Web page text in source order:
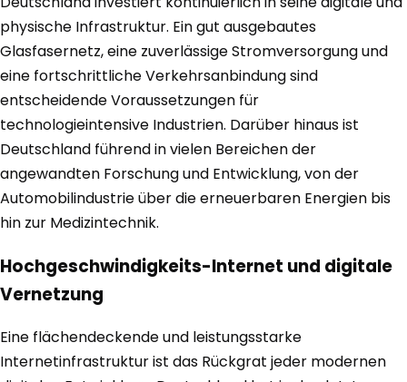
physische Infrastruktur. Ein gut ausgebautes
Glasfasernetz, eine zuverlässige Stromversorgung und
eine fortschrittliche Verkehrsanbindung sind
entscheidende Voraussetzungen für
technologieintensive Industrien. Darüber hinaus ist
Deutschland führend in vielen Bereichen der
angewandten Forschung und Entwicklung, von der
Automobilindustrie über die erneuerbaren Energien bis
hin zur Medizintechnik.
Hochgeschwindigkeits-Internet und digitale
Vernetzung
Eine flächendeckende und leistungsstarke
Internetinfrastruktur ist das Rückgrat jeder modernen